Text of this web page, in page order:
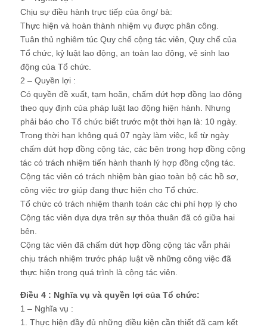
Chịu sự điều hành trực tiếp của ông/ bà:
Thực hiện và hoàn thành nhiệm vụ được phân công.
Tuân thủ nghiêm túc Quy chế cộng tác viên, Quy chế của
Tổ chức, kỷ luật lao động, an toàn lao động, vệ sinh lao
động của Tổ chức.
2 – Quyền lợi :
Có quyền đề xuất, tạm hoãn, chấm dứt hợp đồng lao động
theo quy định của pháp luật lao động hiện hành. Nhưng
phải báo cho Tổ chức biết trước một thời hạn là: 10 ngày.
Trong thời hạn không quá 07 ngày làm việc, kể từ ngày
chấm dứt hợp đồng cộng tác, các bên trong hợp đồng cộng
tác có trách nhiệm tiến hành thanh lý hợp đồng cộng tác.
Cộng tác viên có trách nhiệm bàn giao toàn bộ các hồ sơ,
công việc trợ giúp đang thực hiện cho Tổ chức.
Tổ chức có trách nhiệm thanh toán các chi phí hợp lý cho
Cộng tác viên dựa dựa trên sự thỏa thuân đã có giữa hai
bên.
Cộng tác viên đã chấm dứt hợp đồng cộng tác vẫn phải
chịu trách nhiệm trước pháp luật về những công việc đã
thực hiện trong quá trình là cộng tác viên.
Điều 4 : Nghĩa vụ và quyền lợi của Tổ chức:
1 – Nghĩa vụ :
1. Thực hiện đầy đủ những điều kiện cần thiết đã cam kết